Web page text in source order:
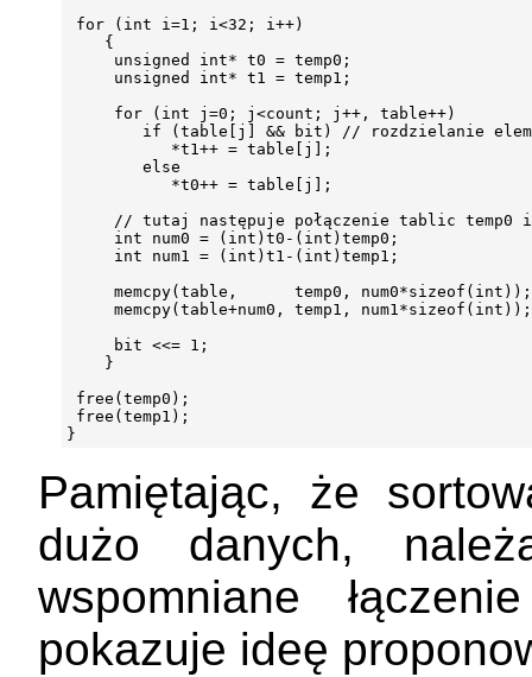
for (int i=1; i<32; i++)
    {
     unsigned int* t0 = temp0;
     unsigned int* t1 = temp1;
     for (int j=0; j<count; j++, table++)
if (table[j] && bit) // rozdzielanie
           *t1++ = table[j];
        else
           *t0++ = table[j];
// tutaj następuje połączenie tablic temp0
     int num0 = (int)t0-(int)temp0;
     int num1 = (int)t1-(int)temp1;
     memcpy(table,      temp0, num0*sizeof(int));
     memcpy(table+num0, temp1, num1*sizeof(int));
     bit <<= 1;
    }
free(temp0);
free(temp1);
Pamiętając, że
dużo danych,
wspomniane
pokazuje ideę